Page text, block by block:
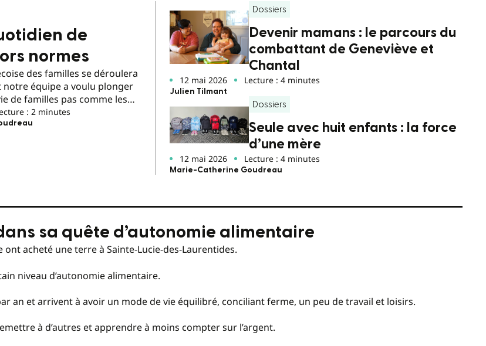
de
normes
des familles se déroulera
notre équipe a voulu plonger
de familles pas comme les
: 2 minutes
Dossiers
Devenir mamans : le parcours du
combattant de Geneviève et
Chantal
12 mai 2026 Lecture : 4 minutes
Julien Tilmant
Dossiers
Seule avec huit enfants : la force
d’une mère
12 mai 2026 Lecture : 4 minutes
Marie-Catherine Goudreau
sa quête d’autonomie alimentaire
acheté une terre à Sainte-Lucie-des-Laurentides.
niveau d’autonomie alimentaire.
an et arrivent à avoir un mode de vie équilibré, conciliant ferme, un peu de travail et loisirs.
à d’autres et apprendre à moins compter sur l’argent.